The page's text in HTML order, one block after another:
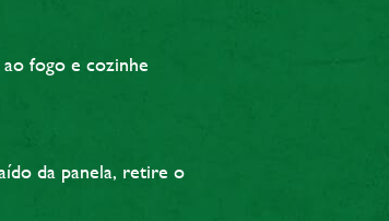
fogo e cozinhe
da panela, retire o